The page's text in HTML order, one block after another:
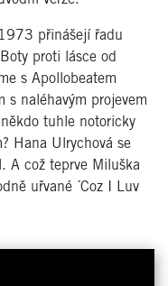
přinášejí řadu
proti lásce od
s Apollobeatem
s naléhavým projevem
tuhle notoricky
Hana Ulrychová se
A což teprve Miluška
uřvané ´Coz I Luv